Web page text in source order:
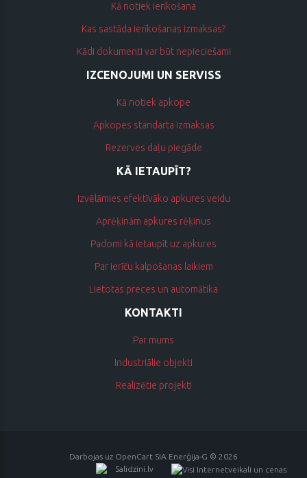
Kā notiek ierīkošana
Kas sastāda ierīkošanas izmaksas?
Kādi dokumenti var būt nepieciešami
IZCENOJUMI UN SERVISS
Kā notiek apkope
Apkopes standarta izmaksas
Rezerves daļu piegāde
KĀ IETAUPĪT?
Izvēlāmies efektīvāko apkures veidu
Aprēķinām apkures rēķinus
Padomi kā ietaupīt uz apkures
Par ierīču kalpošanas laikiem
Lietotas preces un automātika
KONTAKTI
Par mums
Industriālie objekti
Realizētie projekti
Darbojas uz OpenCart SIA Enerģija-G © 2026